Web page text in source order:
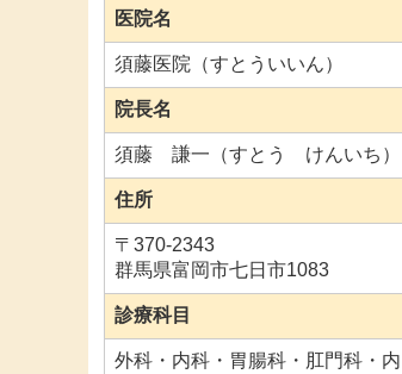
医院名
須藤医院（すとういいん）
院長名
須藤 謙一（すとう けんいち）
住所
〒370-2343
群馬県富岡市七日市1083
診療科目
外科・内科・胃腸科・肛門科・内